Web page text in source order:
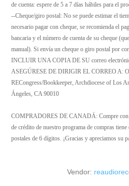
de cuenta: espere de 5 a 7 días hábiles para el
--Cheque/giro postal: No se puede estimar el
necesario pagar con cheque, se recomienda el
bancaria y el número de cuenta de su cheque
manual). Si envía un cheque o giro postal por
INCLUIR UNA COPIA DE SU correo
ASEGÚRESE DE DIRIGIR EL CORREO A:
RECongress/Bookkeeper, Archdiocese of Los
Ángeles, CA 90010
COMPRADORES DE CANADÁ: Compre con
de crédito de nuestro programa de compras
postales de 6 dígitos. ¡Gracias y apreciamos su
Vendor: